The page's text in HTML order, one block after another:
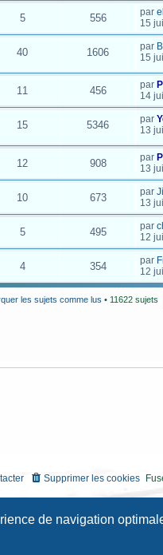
de navigation
5 556 par
15
40 1606 par
15
11 456 par
14
15 5346 par
13
12 908 par
13
10 673 par
13
5 495 par
12
4 354 par
12
les sujets comme lus • 11622 sujets
Supprimer les cookies